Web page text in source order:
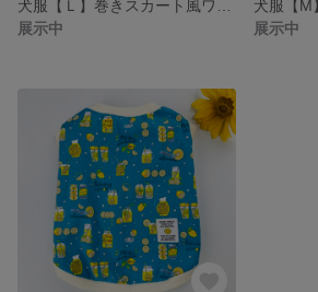
展示中
展示中